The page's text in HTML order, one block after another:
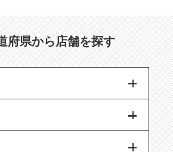
府県から店舗を探す